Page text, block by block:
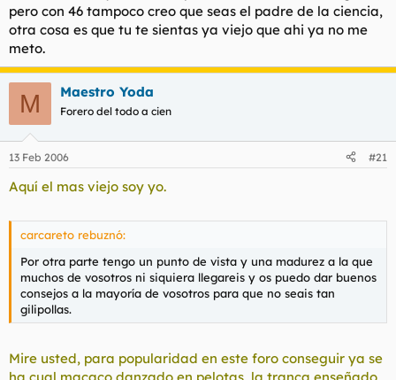
pero con 46 tampoco creo que seas el padre de la ciencia,
otra cosa es que tu te sientas ya viejo que ahi ya no me
meto.
M Maestro Yoda
Forero del todo a cien
13 Feb 2006 #21
Aquí el mas viejo soy yo.
carcareto rebuznó:
Por otra parte tengo un punto de vista y una madurez a la que
muchos de vosotros ni siquiera llegareis y os puedo dar buenos
consejos a la mayoría de vosotros para que no seais tan
gilipollas.
Mire usted, para popularidad en este foro conseguir ya se
ha cual macaco danzado en pelotas, la tranca enseñado